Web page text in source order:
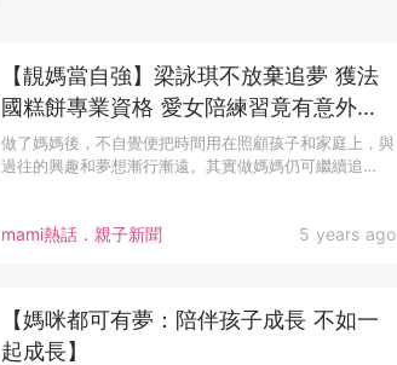
mami熱話．親子新聞 5 years ago
【靚媽當自強】梁詠琪不放棄追夢 獲法
國糕餅專業資格 愛女陪練習竟有意外收
穫
做了媽媽後，不自覺便把時間用在照顧孩子和家庭上，與
過往的興趣和夢想漸行漸遠。其實做媽媽仍可繼續追
【媽咪都可有夢：陪伴孩子成長 不如一
起成長】